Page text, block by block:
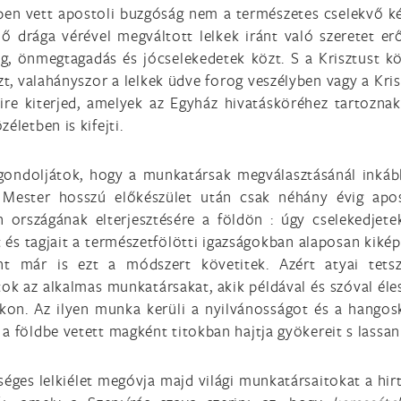
vett apostoli buzgóság nem a természetes cselekvő
drága vérével megváltott lelkek iránt való szeretet
önmegtagadás és jócselekedetek közt. S a Krisztust
valahányszor a lelkek üdve forog veszélyben vagy a
kiterjed, amelyek az Egyház hivatásköréhez
is kifejti.
hogy a munkatársak megválasztásánál
hosszú előkészület után csak néhány évig
elterjesztésére a földön : úgy
tagjait a természetfölötti igazságokban alaposan
már is ezt a módszert követitek. Azért atyai
az alkalmas munkatársakat, akik példával és szóval
Az ilyen munka kerüli a nyilvánosságot és a
földbe vetett magként titokban hajtja gyökereit s
lelkiélet megóvja majd világi munkatársaitokat a